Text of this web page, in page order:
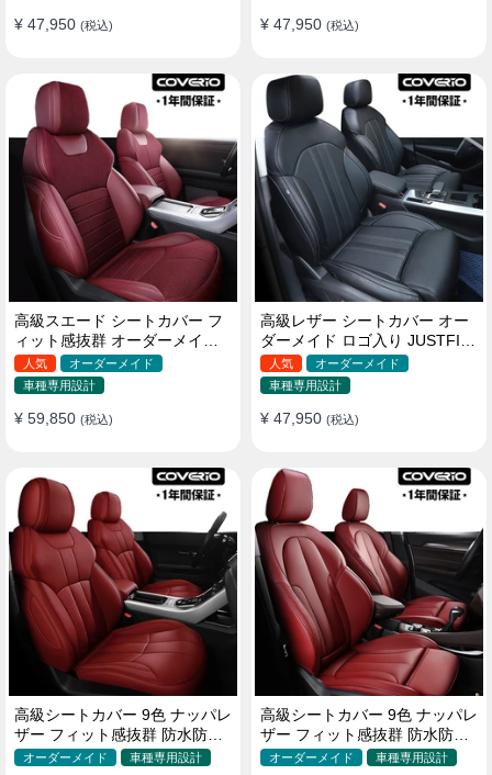
¥ 47,950 (税込) ¥ 47,950 (税込)
高級スエード シートカバー フ
ィット感抜群 オーダーメイド
耐久性 オシャレ 全席セット
人気
オーダーメイド
車種専用設計
¥ 59,850 (税込)
高級レザー シートカバー オー
ダーメイド ロゴ入り JUSTFIT
保証 耐摩耗性 全席セット
人気
オーダーメイド
車種専用設計
¥ 47,950 (税込)
高級シートカバー 9色 ナッパレ
ザー フィット感抜群 防水防汚
オーダーメイド 全席セット
オーダーメイド 車種専用設計
高級シートカバー 9色 ナッパレ
ザー フィット感抜群 防水防汚
オーダーメイド 全席セット
オーダーメイド 車種専用設計